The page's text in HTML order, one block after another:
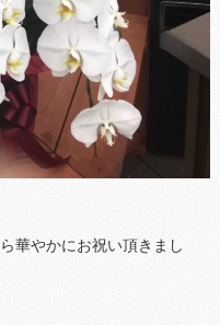
華やかにお祝い頂きまし